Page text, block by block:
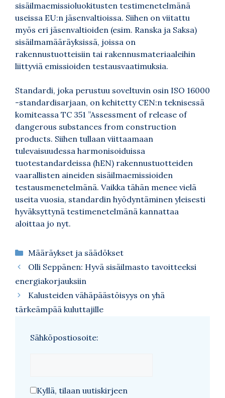
sisäilmaemissioluokitusten testimenetelmänä
useissa EU:n jäsenvaltioissa. Siihen on viitattu
myös eri jäsenvaltioiden (esim. Ranska ja Saksa)
sisäilmamääräyksissä, joissa on
rakennustuotteisiin tai rakennusmateriaaleihin
liittyviä emissioiden testausvaatimuksia.
Standardi, joka perustuu soveltuvin osin ISO 16000
-standardisarjaan, on kehitetty CEN:n teknisessä
komiteassa TC 351 ”Assessment of release of
dangerous substances from construction
products. Siihen tullaan viittaamaan
tulevaisuudessa harmonisoiduissa
tuotestandardeissa (hEN) rakennustuotteiden
vaarallisten aineiden sisäilmaemissioiden
testausmenetelmänä. Vaikka tähän menee vielä
useita vuosia, standardin hyödyntäminen yleisesti
hyväksyttynä testimenetelmänä kannattaa
aloittaa jo nyt.
Kategoriat
Määräykset ja säädökset
Olli Seppänen: Hyvä sisäilmasto tavoitteeksi
energiakorjauksiin
Kalusteiden vähäpäästöisyys on yhä
tärkeämpää kuluttajille
Sähköpostiosoite:
Kyllä, tilaan uutiskirjeen